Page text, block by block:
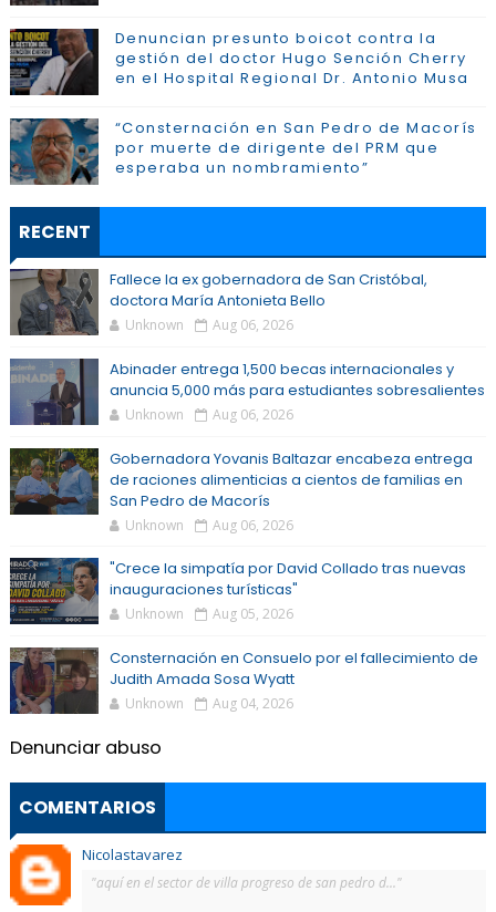
Denuncian presunto boicot contra la
gestión del doctor Hugo Sención Cherry
en el Hospital Regional Dr. Antonio Musa
“Consternación en San Pedro de Macorís
por muerte de dirigente del PRM que
esperaba un nombramiento”
RECENT
Fallece la ex gobernadora de San Cristóbal,
doctora María Antonieta Bello
Unknown Aug 06, 2026
Abinader entrega 1,500 becas internacionales y
anuncia 5,000 más para estudiantes sobresalientes
Unknown Aug 06, 2026
Gobernadora Yovanis Baltazar encabeza entrega
de raciones alimenticias a cientos de familias en
San Pedro de Macorís
Unknown Aug 06, 2026
"Crece la simpatía por David Collado tras nuevas
inauguraciones turísticas"
Unknown Aug 05, 2026
Consternación en Consuelo por el fallecimiento de
Judith Amada Sosa Wyatt
Unknown Aug 04, 2026
Denunciar abuso
COMENTARIOS
Nicolastavarez
"aquí en el sector de villa progreso de san pedro d..."